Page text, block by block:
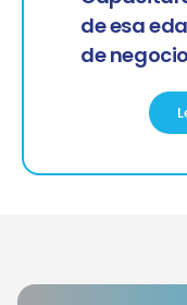
de esa
de negocio